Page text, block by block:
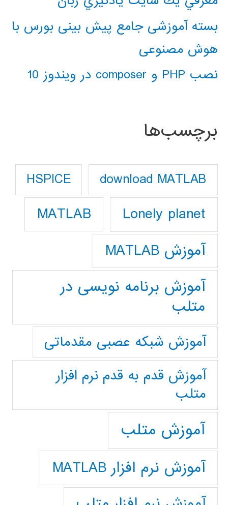
بسته آموزشی جامع پیش بینی بورس با
هوش مصنوعی
نصب PHP و composer در ویندوز 10
برچسب‌ها
download MATLAB
HSPICE
Lonely planet
MATLAB
آموزش MATLAB
آموزش برنامه نویسی در
متلب
آموزش شبکه عصبی مقدماتی
آموزش قدم به قدم نرم افزار
متلب
آموزش متلب
آموزش نرم افزار MATLAB